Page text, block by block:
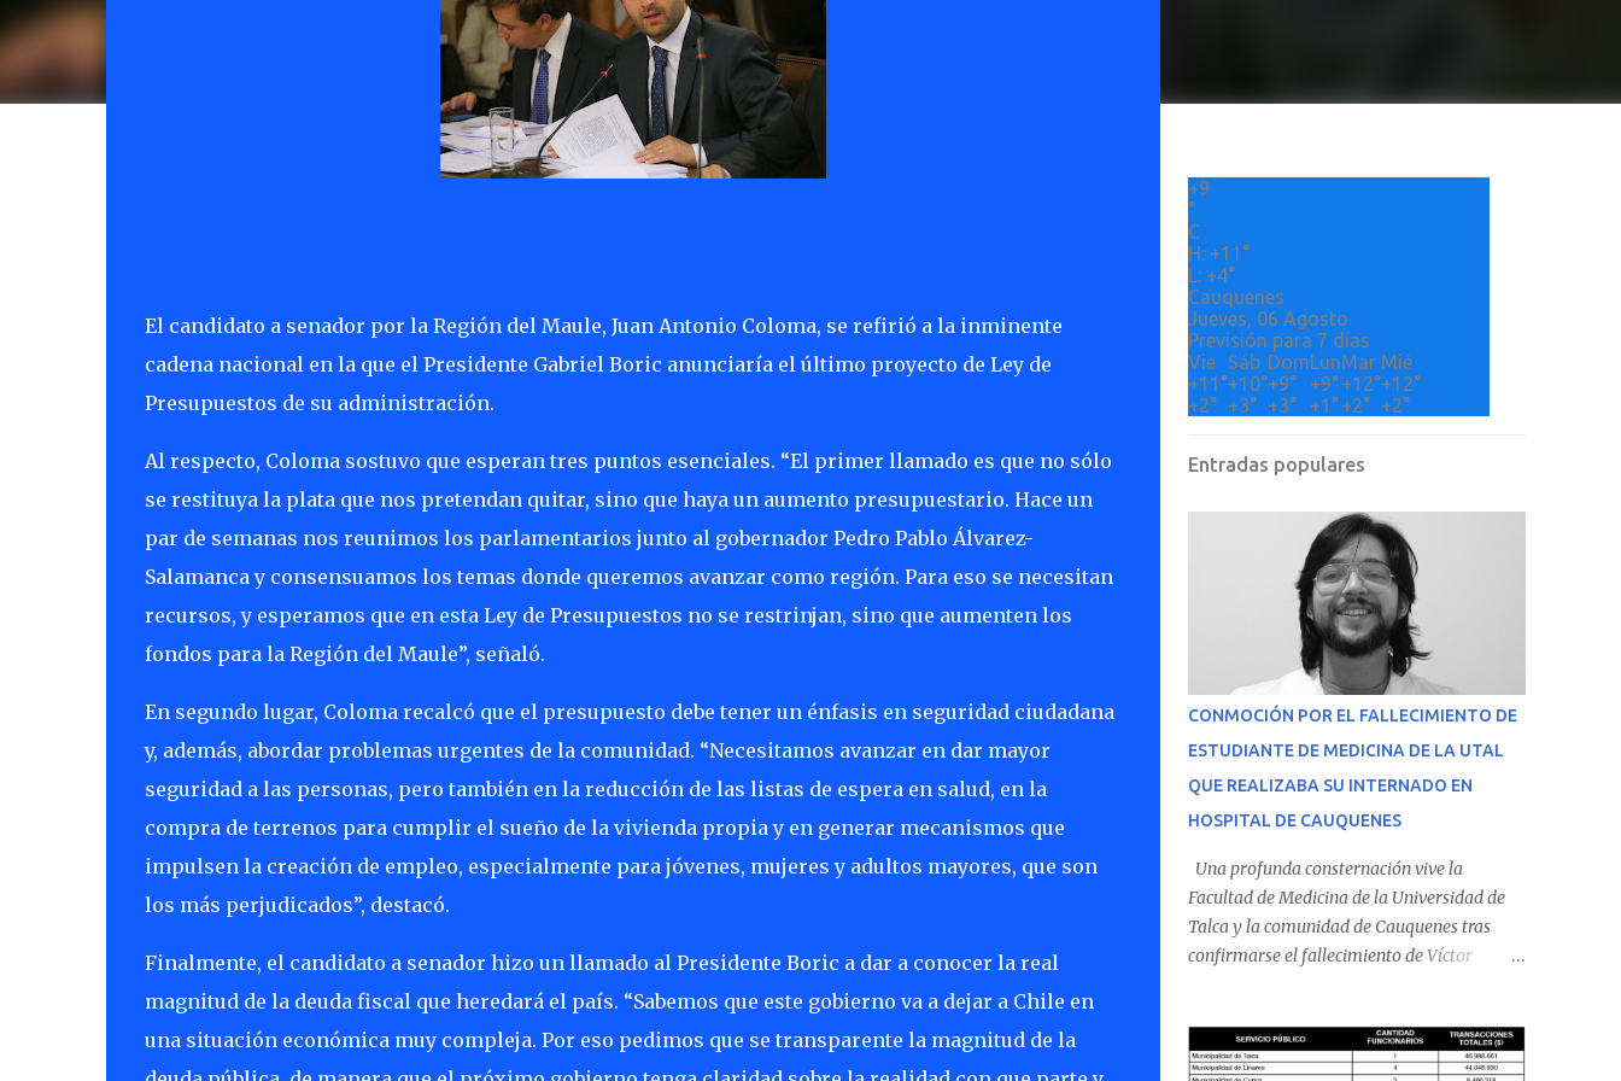
El candidato a senador por la Región del Maule, Juan Antonio Coloma, se refirió a la inminente
cadena nacional en la que el Presidente Gabriel Boric anunciaría el último proyecto de Ley de
Presupuestos de su administración.
Al respecto, Coloma sostuvo que esperan tres puntos esenciales. “El primer llamado es que no sólo
se restituya la plata que nos pretendan quitar, sino que haya un aumento presupuestario. Hace un
par de semanas nos reunimos los parlamentarios junto al gobernador Pedro Pablo Álvarez-
Salamanca y consensuamos los temas donde queremos avanzar como región. Para eso se necesitan
recursos, y esperamos que en esta Ley de Presupuestos no se restrinjan, sino que aumenten los
fondos para la Región del Maule”, señaló.
En segundo lugar, Coloma recalcó que el presupuesto debe tener un énfasis en seguridad ciudadana
y, además, abordar problemas urgentes de la comunidad. “Necesitamos avanzar en dar mayor
seguridad a las personas, pero también en la reducción de las listas de espera en salud, en la
compra de terrenos para cumplir el sueño de la vivienda propia y en generar mecanismos que
impulsen la creación de empleo, especialmente para jóvenes, mujeres y adultos mayores, que son
los más perjudicados”, destacó.
Finalmente, el candidato a senador hizo un llamado al Presidente Boric a dar a conocer la real
magnitud de la deuda fiscal que heredará el país. “Sabemos que este gobierno va a dejar a Chile en
una situación económica muy compleja. Por eso pedimos que se transparente la magnitud de la
+9
°
C
H: +11°
L: +4°
Cauquenes
Jueves, 06 Agosto
Previsión para 7 días
Vie
Sáb DomLunMar Mié
+11°+10°+9° +9°+12°+12°
+2° +3° +3° +1°+2° +2°
Entradas populares
CONMOCIÓN POR EL FALLECIMIENTO DE
ESTUDIANTE DE MEDICINA DE LA UTAL
QUE REALIZABA SU INTERNADO EN
HOSPITAL DE CAUQUENES
Una profunda consternación vive la
Facultad de Medicina de la Universidad de
Talca y la comunidad de Cauquenes tras
confirmarse el fallecimiento de Víctor
Cauquenes. De acuerdo con los antecedentes
conocidos, el joven se presentó a cumplir su